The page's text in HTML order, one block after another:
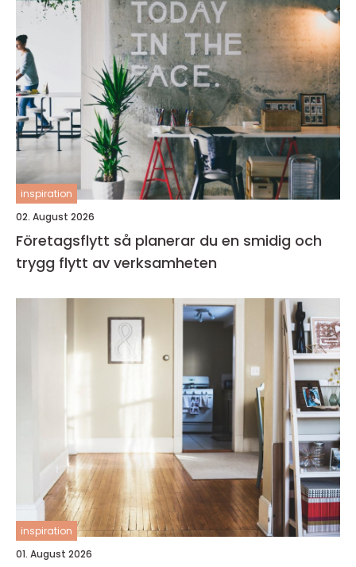
inspiration
02. August 2026
Företagsflytt så planerar du en smidig och
trygg flytt av verksamheten
inspiration
01. August 2026